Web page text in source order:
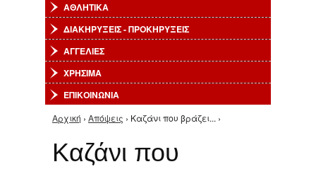
ΑΘΛΗΤΙΚΑ
ΔΙΑΚΗΡΥΞΕΙΣ - ΠΡΟΚΗΡΥΞΕΙΣ
ΑΓΓΕΛΙΕΣ
ΧΡΗΣΙΜΑ
ΕΠΙΚΟΙΝΩΝΙΑ
Είστε εδώ
Αρχική › Απόψεις › Καζάνι που βράζει... ›
Καζάνι που